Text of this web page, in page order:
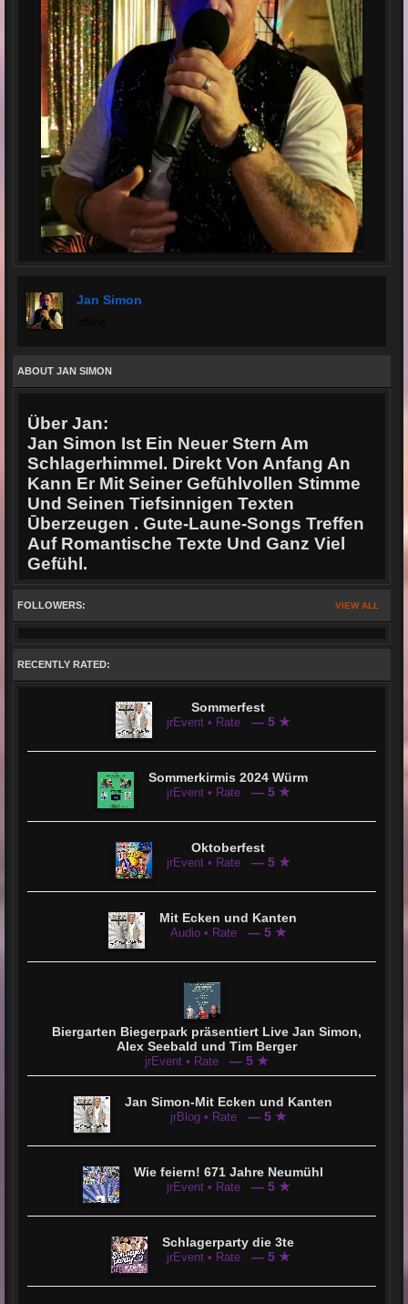
Jan Simon
ABOUT JAN SIMON
Über Jan:
Jan Simon Ist Ein Neuer Stern Am
Schlagerhimmel. Direkt Von Anfang An
Kann Er Mit Seiner Gefūhlvollen Stimme
Und Seinen Tiefsinnigen Texten
Ūberzeugen . Gute-Laune-Songs Treffen
Auf Romantische Texte Und Ganz Viel
Gefühl.
VIEW ALL
FOLLOWERS:
RECENTLY RATED:
Sommerfest
jrEvent • Rate — 5 ★
Sommerkirmis 2024 Würm
jrEvent • Rate — 5 ★
Oktoberfest
jrEvent • Rate — 5 ★
Mit Ecken und Kanten
Audio • Rate — 5 ★
Biergarten Biegerpark präsentiert Live Jan Simon,
Alex Seebald und Tim Berger
jrEvent • Rate — 5 ★
Jan Simon-Mit Ecken und Kanten
jrBlog • Rate — 5 ★
Wie feiern! 671 Jahre Neumühl
jrEvent • Rate — 5 ★
Schlagerparty die 3te
jrEvent • Rate — 5 ★